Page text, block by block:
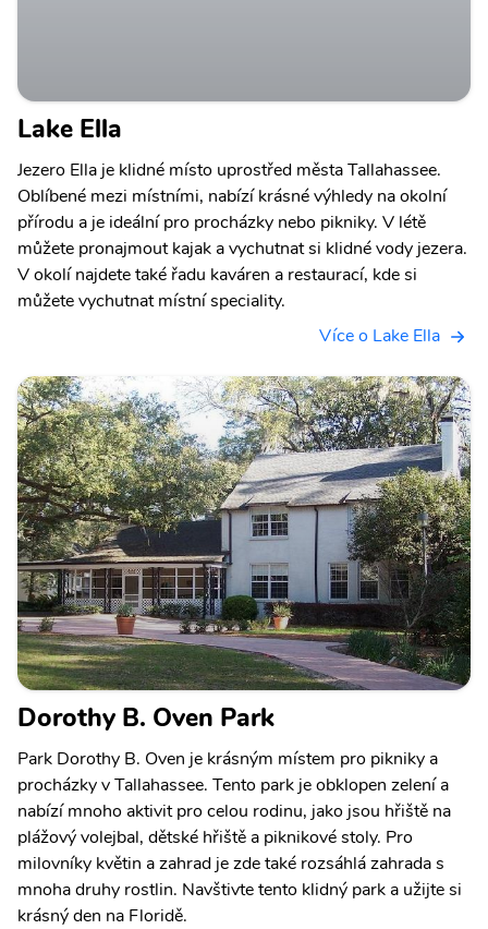
Lake Ella
Jezero Ella je klidné místo uprostřed města Tallahassee.
Oblíbené mezi místními, nabízí krásné výhledy na okolní
přírodu a je ideální pro procházky nebo pikniky. V létě
můžete pronajmout kajak a vychutnat si klidné vody jezera.
V okolí najdete také řadu kaváren a restaurací, kde si
můžete vychutnat místní speciality.
Více o Lake Ella
Dorothy B. Oven Park
Park Dorothy B. Oven je krásným místem pro pikniky a
procházky v Tallahassee. Tento park je obklopen zelení a
nabízí mnoho aktivit pro celou rodinu, jako jsou hřiště na
plážový volejbal, dětské hřiště a piknikové stoly. Pro
milovníky květin a zahrad je zde také rozsáhlá zahrada s
mnoha druhy rostlin. Navštivte tento klidný park a užijte si
krásný den na Floridě.